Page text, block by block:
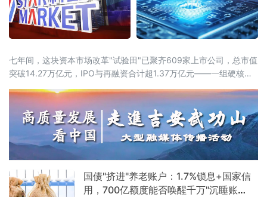
七年间，这块资本市场改革"试验田"已聚齐609家上市公司，总市值
突破14.27万亿元，IPO与再融资合计超1.37万亿元——一组硬核数
近13%研发投入强度，七年稳居A股之首如果说创新是引擎，资本便
是燃料。科创板连续七年保持近13%的研发投入强度，远超全社会
研发经
国债"挤进"养老账户：1.7%锁息+国家信
用，700亿额度能否唤醒千万"沉睡账